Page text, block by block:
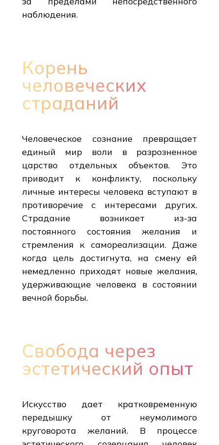
наблюдения.
Корень
человеческих
страданий
Человеческое сознание превращает
единый мир воли в разрозненное
царство отдельных объектов. Это
приводит к конфликту, поскольку
личные интересы человека вступают в
противоречие с интересами других.
Страдание возникает из-за
постоянного состояния желания и
стремления к самореализации. Даже
когда цель достигнута, на смену ей
немедленно приходят новые желания,
удерживающие человека в состоянии
вечной борьбы.
Свобода через
эстетический опыт
Искусство дает кратковременную
передышку от неумолимого
круговорота желаний. В процессе